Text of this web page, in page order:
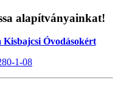
alapítványainkat!
Óvodásokért
1-08